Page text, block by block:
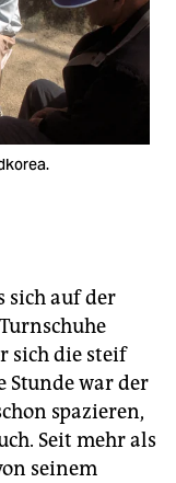
sich auf der
sich die steif
Stunde war der
spazieren,
Seit mehr als
seinem